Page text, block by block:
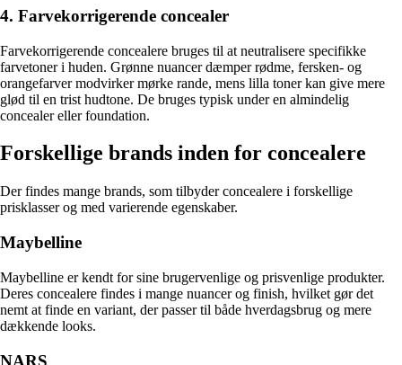
4. Farvekorrigerende concealer
Farvekorrigerende concealere bruges til at neutralisere specifikke
farvetoner i huden. Grønne nuancer dæmper rødme, fersken- og
orangefarver modvirker mørke rande, mens lilla toner kan give mere
glød til en trist hudtone. De bruges typisk under en almindelig
concealer eller foundation.
Forskellige brands inden for concealere
Der findes mange brands, som tilbyder concealere i forskellige
prisklasser og med varierende egenskaber.
Maybelline
Maybelline er kendt for sine brugervenlige og prisvenlige produkter.
Deres concealere findes i mange nuancer og finish, hvilket gør det
nemt at finde en variant, der passer til både hverdagsbrug og mere
dækkende looks.
NARS